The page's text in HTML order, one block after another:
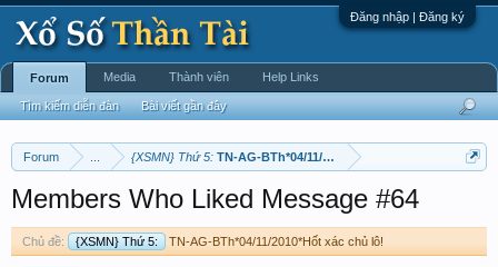
Đăng nhập | Đăng ký
Forum {XSMN} Thứ 5: TN-AG-BTh*04/11/2010*Hốt xác chủ lô!
Members Who Liked Message #64
Chủ đề: {XSMN} Thứ 5: TN-AG-BTh*04/11/2010*Hốt xác chủ lô!
Forum
Tìm kiếm diễn đàn Bài viết gần đây
Media Thành viên Help Links